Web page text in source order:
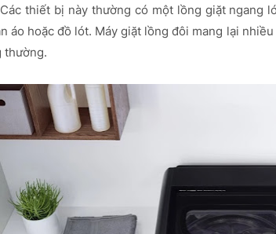
thiết bị này thường có một lồng giặt ngang
áo hoặc đồ lót. Máy giặt lồng đôi mang lại
thường.